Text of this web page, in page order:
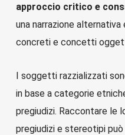
approccio critico e
una narrazione
concreti e concetti
I soggetti razzializzati
in base a categorie
pregiudizi. Raccontare le
pregiudizi e stereotipi